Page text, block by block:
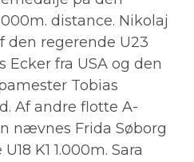
distance. Nikolaj
den regerende U23
Ecker fra USA og den
Tobias
Af andre flotte A-
nævnes Frida Søborg
K1 1.000m. Sara